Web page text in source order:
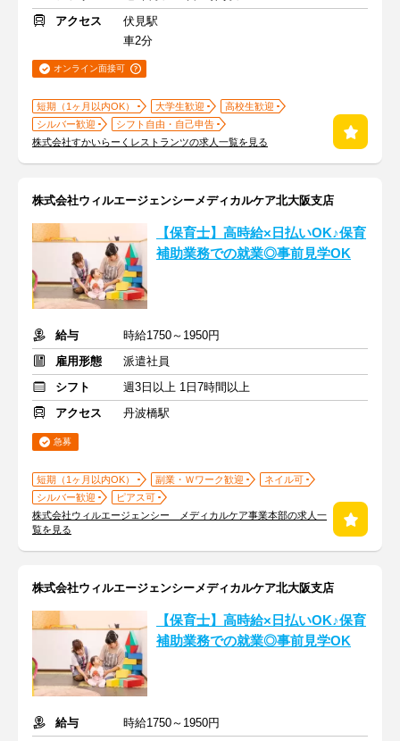
アクセス
伏見駅
車2分
オンライン面接可
短期（1ヶ月以内OK） 大学生歓迎
高校生歓迎
シルバー歓迎
シフト自由・自己申告
株式会社すかいらーくレストランツの求人一覧を見る
株式会社ウィルエージェンシーメディカルケア北大阪支店
【保育士】高時給×日払いOK♪保育
補助業務での就業◎事前見学OK
給与
時給1750～1950円
雇用形態
派遣社員
シフト
週3日以上 1日7時間以上
アクセス
丹波橋駅
急募
短期（1ヶ月以内OK） 副業・Ｗワーク歓迎
ネイル可
シルバー歓迎
ピアス可
株式会社ウィルエージェンシー メディカルケア事業本部の求人一
覧を見る
株式会社ウィルエージェンシーメディカルケア北大阪支店
【保育士】高時給×日払いOK♪保育
補助業務での就業◎事前見学OK
給与
時給1750～1950円